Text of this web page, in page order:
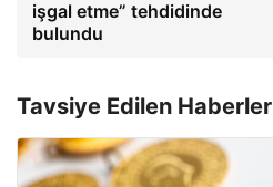
işgal etme” tehdidinde
bulundu
Tavsiye Edilen Haberler